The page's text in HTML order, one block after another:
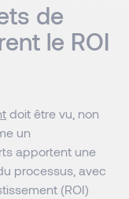
de
le ROI
doit être vu, non
un
apportent une
processus, avec
(ROI)